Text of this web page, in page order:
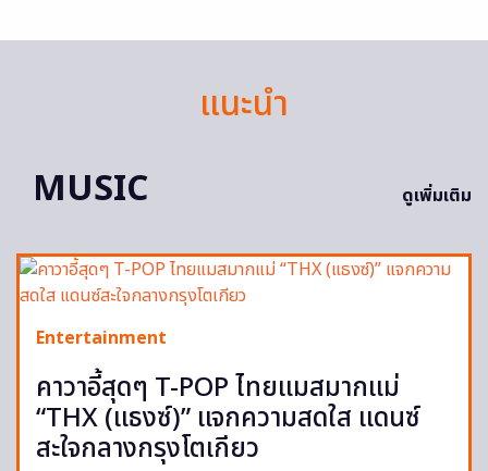
แนะนำ
MUSIC
ดูเพิ่มเติม
Entertainment
คาวาอี้สุดๆ T-POP ไทยแมสมากแม่
“THX (แธงซ์)” แจกความสดใส แดนซ์
สะใจกลางกรุงโตเกียว